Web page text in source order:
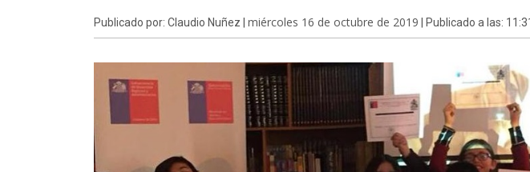
Publicado por: Claudio Nuñez | miércoles 16 de octubre de 2019 | Publicado a las: